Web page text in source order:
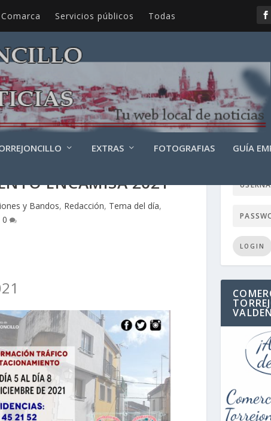
Comarca Servicios públicos Todas
EXTRAS FOTOGRAFIAS GUÍA
ENCAMISÁ 2021
y Bandos, Redacción, Tema del día,
0
LOGIN
LOGIN